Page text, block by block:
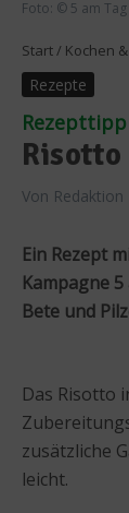
Foto: © 5 am Tag
Start / Kochen
Rezepte
Rezepttipp
Risotto
Von Redaktion
Ein Rezept
Kampagne
Bete und
Das Risotto
zusätzliche
leicht.